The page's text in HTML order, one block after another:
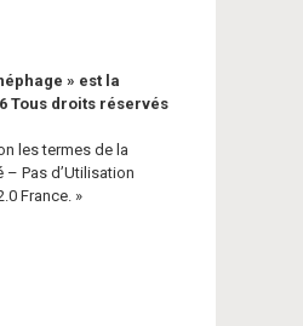
» est la
Tous droits réservés
les termes de la
– Pas d’Utilisation
France. »